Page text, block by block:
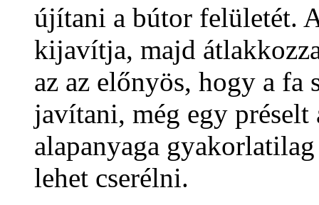
újítani a bútor felületét.
kijavítja, majd
az az előnyös, hogy a fa
javítani, még egy
alapanyaga
lehet cserélni.